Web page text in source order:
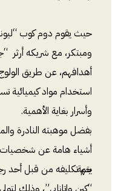
حيث يقوم دوم كوب
ومبتكر، مع شريكه أرثر
أهدافهم، عن طريق
استخدام مواد كيميائية
وأسرار بغاية الأهمية.
بفضل موهبته النادرة
أشياء هامة عن شخصيات
جهة.
يتم تكليفه من قبل أحد